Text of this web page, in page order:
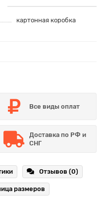
картонная коробка
Все виды оплат
Доставка по РФ и
СНГ
Отзывов (0)
размеров